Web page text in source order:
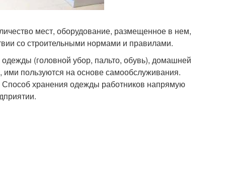
мест, оборудование, размещенное в нем,
со строительными нормами и правилами.
(головной убор, пальто, обувь), домашней
пользуются на основе самообслуживания.
хранения одежды работников напрямую